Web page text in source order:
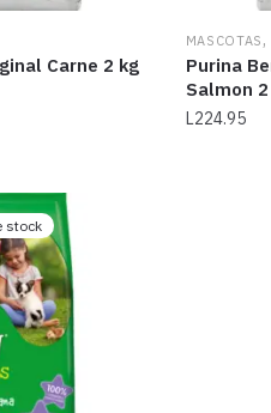
Carne 2 kg
MASCOTAS ,
Purina
Salmon
L224.95
stock